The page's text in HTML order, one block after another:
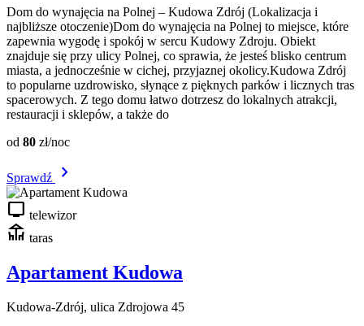
Dom do wynajęcia na Polnej – Kudowa Zdrój (Lokalizacja i
najbliższe otoczenie)Dom do wynajęcia na Polnej to miejsce, które
zapewnia wygodę i spokój w sercu Kudowy Zdroju. Obiekt
znajduje się przy ulicy Polnej, co sprawia, że jesteś blisko centrum
miasta, a jednocześnie w cichej, przyjaznej okolicy.Kudowa Zdrój
to popularne uzdrowisko, słynące z pięknych parków i licznych tras
spacerowych. Z tego domu łatwo dotrzesz do lokalnych atrakcji,
restauracji i sklepów, a także do
od 80 zł/noc
Sprawdź
chevron_right
tv telewizor
deck taras
Apartament Kudowa
Kudowa-Zdrój, ulica Zdrojowa 45